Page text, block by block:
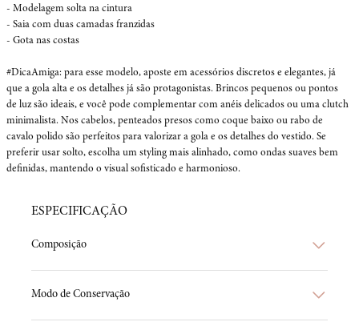
- Modelagem solta na cintura
- Saia com duas camadas franzidas
- Gota nas costas
#DicaAmiga: para esse modelo, aposte em acessórios discretos e elegantes, já
que a gola alta e os detalhes já são protagonistas. Brincos pequenos ou pontos
de luz são ideais, e você pode complementar com anéis delicados ou uma clutch
minimalista. Nos cabelos, penteados presos como coque baixo ou rabo de
cavalo polido são perfeitos para valorizar a gola e os detalhes do vestido. Se
preferir usar solto, escolha um styling mais alinhado, como ondas suaves bem
definidas, mantendo o visual sofisticado e harmonioso.
ESPECIFICAÇÃO
Composição
Modo de Conservação